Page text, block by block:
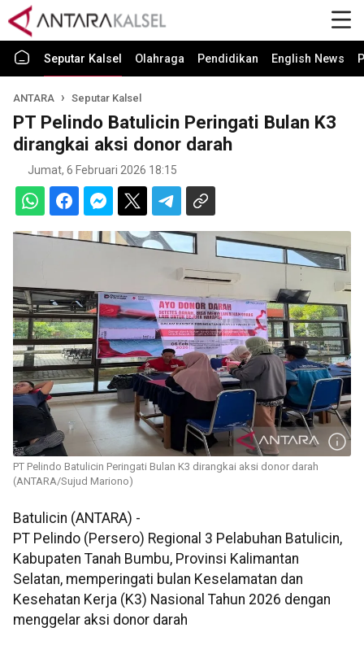
Seputar Kalsel Olahraga Pendidikan English News
ANTARA Seputar Kalsel
PT Pelindo Batulicin Peringati Bulan K3
dirangkai aksi donor darah
Jumat, 6 Februari 2026 18:15
PT Pelindo Batulicin Peringati Bulan K3 dirangkai aksi donor darah
(ANTARA/Sujud Mariono)
Batulicin (ANTARA) -
PT Pelindo (Persero) Regional 3 Pelabuhan Batulicin,
Kabupaten Tanah Bumbu, Provinsi Kalimantan
Selatan, memperingati bulan Keselamatan dan
Kesehatan Kerja (K3) Nasional Tahun 2026 dengan
menggelar aksi donor darah